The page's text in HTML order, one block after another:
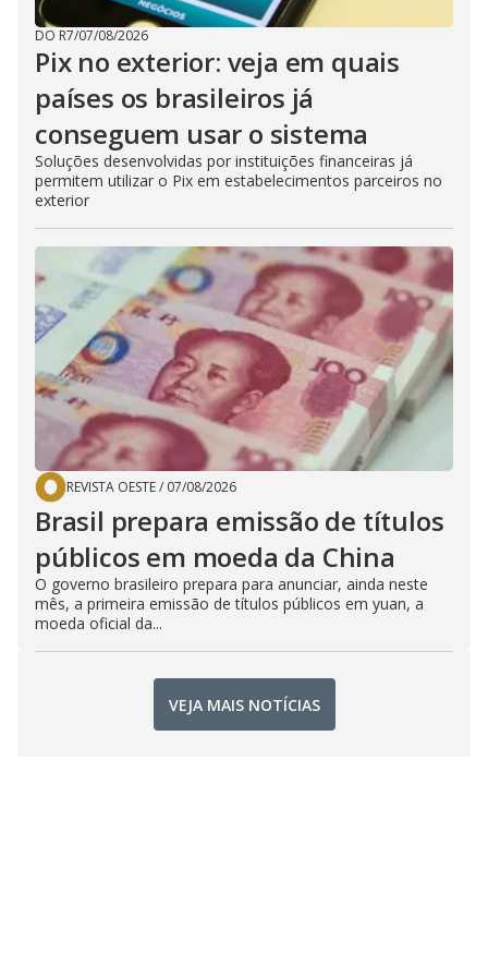
DO R7/07/08/2026
Pix no exterior: veja em quais
países os brasileiros já
conseguem usar o sistema
Soluções desenvolvidas por instituições financeiras já
permitem utilizar o Pix em estabelecimentos parceiros no
exterior
REVISTA OESTE/ 07/08/2026
Brasil prepara emissão de títulos
públicos em moeda da China
O governo brasileiro prepara para anunciar, ainda neste
mês, a primeira emissão de títulos públicos em yuan, a
moeda oficial da...
VEJA MAIS NOTÍCIAS